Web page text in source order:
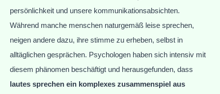
persönlichkeit und unsere kommunikationsabsichten.
Während manche menschen naturgemäß leise sprechen,
neigen andere dazu, ihre stimme zu erheben, selbst in
alltäglichen gesprächen. Psychologen haben sich intensiv mit
diesem phänomen beschäftigt und herausgefunden, dass
lautes sprechen ein komplexes zusammenspiel aus